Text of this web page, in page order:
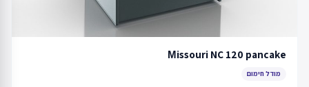
Мissouri NC 120 pancake
מודל חימום